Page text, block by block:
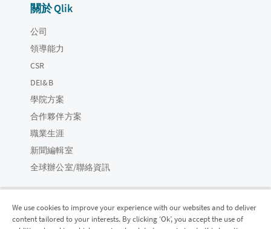
關於 Qlik
公司
領導能力
CSR
DEI&B
學院方案
合作夥伴方案
職業生涯
新聞編輯室
全球辦公室/聯絡資訊
We use cookies to improve your experience with our websites and to deliver
content tailored to your interests. By clicking ‘Ok’, you accept the use of